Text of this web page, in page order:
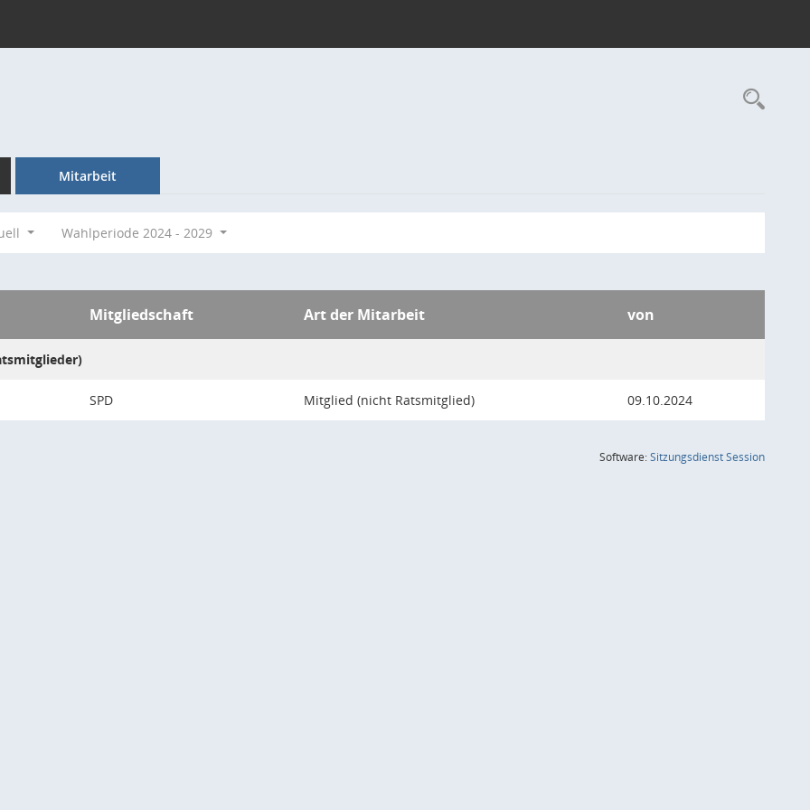
Mitarbeit
Wahlperiode 2024 - 2029
Mitgliedschaft Art der Mitarbeit von
SPD Mitglied (nicht Ratsmitglied) 09.10.2024
Software:SitzungsdienstSession(Wird in